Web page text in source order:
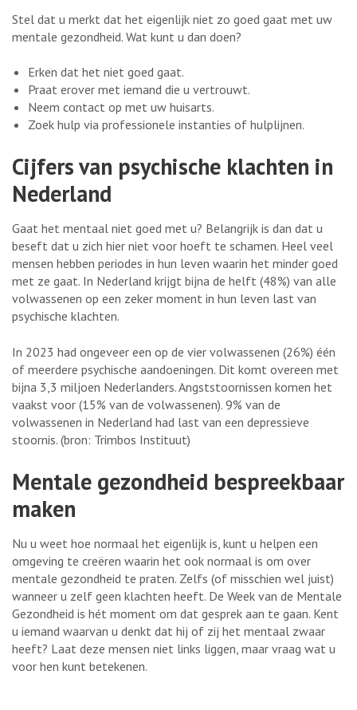
Stel dat u merkt dat het eigenlijk niet zo goed gaat met uw
mentale gezondheid. Wat kunt u dan doen?
Erken dat het niet goed gaat.
Praat erover met iemand die u vertrouwt.
Neem contact op met uw huisarts.
Zoek hulp via professionele instanties of hulplijnen.
Cijfers van psychische klachten in
Nederland
Gaat het mentaal niet goed met u? Belangrijk is dan dat u
beseft dat u zich hier niet voor hoeft te schamen. Heel veel
mensen hebben periodes in hun leven waarin het minder goed
met ze gaat. In Nederland krijgt bijna de helft (48%) van alle
volwassenen op een zeker moment in hun leven last van
psychische klachten.
In 2023 had ongeveer een op de vier volwassenen (26%) één
of meerdere psychische aandoeningen. Dit komt overeen met
bijna 3,3 miljoen Nederlanders. Angststoornissen komen het
vaakst voor (15% van de volwassenen). 9% van de
volwassenen in Nederland had last van een depressieve
stoornis. (bron: Trimbos Instituut)
Mentale gezondheid bespreekbaar
maken
Nu u weet hoe normaal het eigenlijk is, kunt u helpen een
omgeving te creëren waarin het ook normaal is om over
mentale gezondheid te praten. Zelfs (of misschien wel juist)
wanneer u zelf geen klachten heeft. De Week van de Mentale
Gezondheid is hét moment om dat gesprek aan te gaan. Kent
u iemand waarvan u denkt dat hij of zij het mentaal zwaar
heeft? Laat deze mensen niet links liggen, maar vraag wat u
voor hen kunt betekenen.